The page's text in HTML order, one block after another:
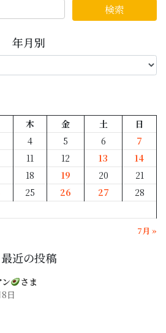
年月別
木 金 土
日
4 5 6
7
11 12 13
14
18 19 20
21
25 26 27
28
7月 »
最近の投稿
さま
日